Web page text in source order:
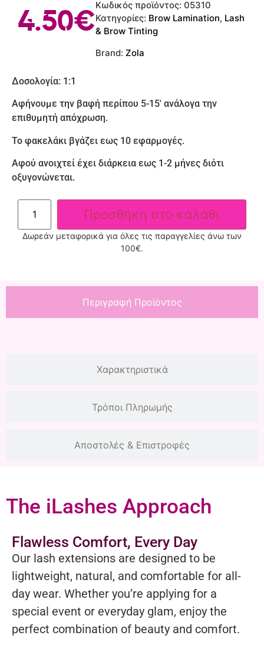
4.50€Κωδικός προϊόντος: 05310
Κατηγορίες: Brow Lamination, Lash
& Brow Tinting
Brand: Zola
Δοσολογία: 1:1
Αφήνουμε την βαφή περίπου 5-15′ ανάλογα την
επιθυμητή απόχρωση.
Το φακελάκι βγάζει εως 10 εφαρμογές.
Αφού ανοιχτεί έχει διάρκεια εως 1-2 μήνες διότι
οξυγονώνεται.
Προσθήκη στο καλάθι
Δωρεάν μεταφορικά για όλες τις παραγγελίες άνω των
100€.
Περιγραφή Προϊόντος
Χαρακτηριστικά
Τρόποι Πληρωμής
Αποστολές & Επιστροφές
The iLashes Approach
Flawless Comfort, Every Day
Our lash extensions are designed to be
lightweight, natural, and comfortable for all-
day wear. Whether you’re applying for a
special event or everyday glam, enjoy the
perfect combination of beauty and comfort.